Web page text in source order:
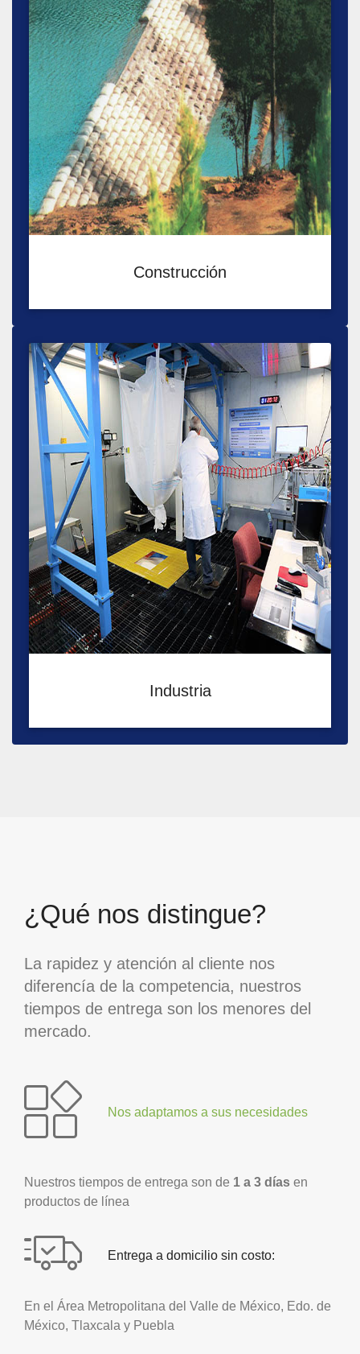
Construcción
Industria
¿Qué nos distingue?
La rapidez y atención al cliente nos
diferencía de la competencia, nuestros
tiempos de entrega son los menores del
mercado.
Nos adaptamos a sus necesidades
Nuestros tiempos de entrega son de 1 a 3 días en
productos de línea
Entrega a domicilio sin costo:
En el Área Metropolitana del Valle de México, Edo. de
México, Tlaxcala y Puebla